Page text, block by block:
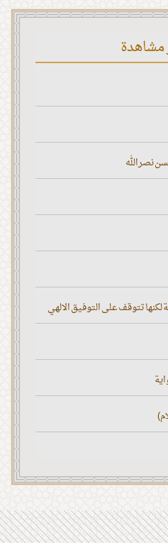
مشاهدة
نصر الله
لكنها تتوقف على التوفيق الالهي